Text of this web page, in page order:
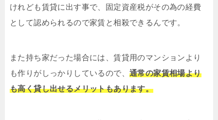
けれども賃貸に出す事で、固定資産税がその為の経費
として認められるので家賃と相殺できるんです。
また持ち家だった場合には、賃貸用のマンションより
も作りがしっかりしているので、 通常の家賃相場より
も高く貸し出せるメリットもあります。